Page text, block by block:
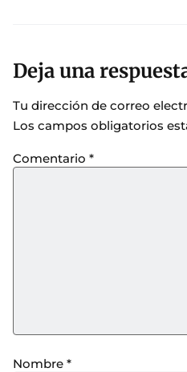
Deja una
Tu dirección de correo
Los campos obligatorios
Comentario *
Nombre *